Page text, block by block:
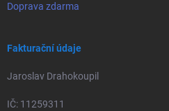
Doprava zdarma
Fakturační údaje
Jaroslav Drahokoupil
IČ: 11259311